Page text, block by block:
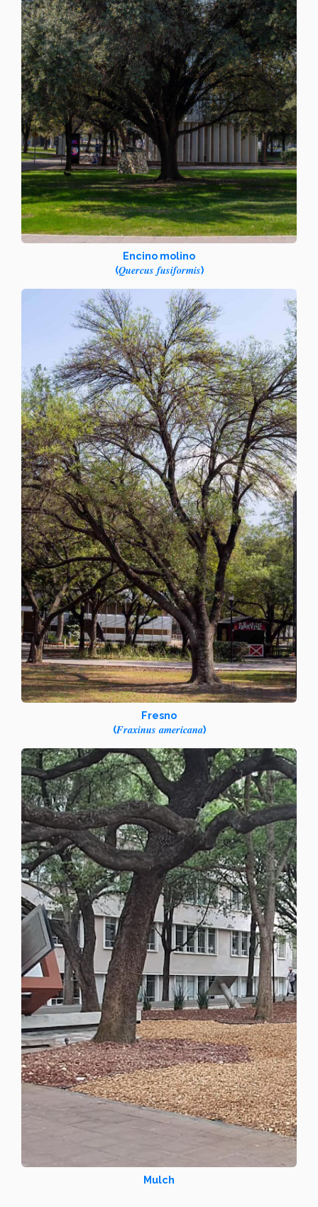
Encino molino
(Quercus fusiformis)
Fresno
(Fraxinus americana)
Mulch